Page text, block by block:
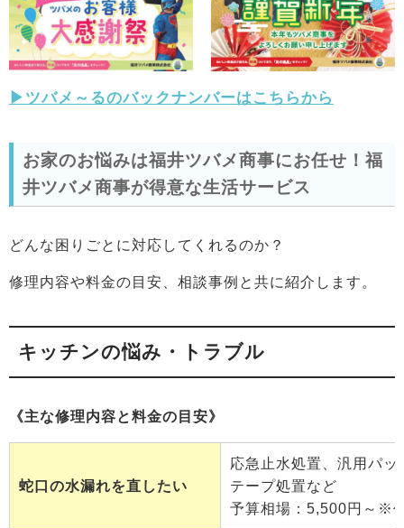
▶ツバメ～るのバックナンバーはこちらから
お家のお悩みは福井ツバメ商事にお任せ！福
井ツバメ商事が得意な生活サービス
どんな困りごとに対応してくれるのか？
修理内容や料金の目安、相談事例と共に紹介します。
キッチンの悩み・トラブル
《主な修理内容と料金の目安》
蛇口の水漏れを直したい
応急止水処置、汎用パ
テープ処置など
予算相場：5,500円～※